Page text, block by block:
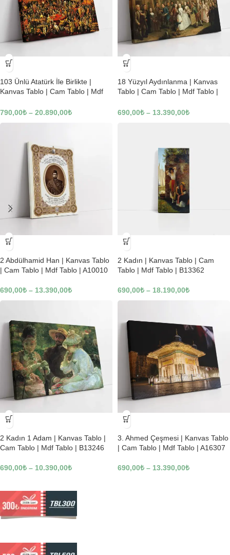
-23%
103 Ünlü Atatürk İle Birlikte |
Kanvas Tablo | Cam Tablo | Mdf
790,00₺ – 20.890,00₺
-23%
18 Yüzyıl Aydınlanma | Kanvas
Tablo | Cam Tablo | Mdf Tablo |
690,00₺ – 13.390,00₺
-23%
2 Abdülhamid Han | Kanvas Tablo
| Cam Tablo | Mdf Tablo | A10010
690,00₺ – 13.390,00₺
-23%
2 Kadın | Kanvas Tablo | Cam
Tablo | Mdf Tablo | B13362
690,00₺ – 18.190,00₺
-23%
2 Kadın 1 Adam | Kanvas Tablo |
Cam Tablo | Mdf Tablo | B13246
690,00₺ – 10.390,00₺
-23%
3. Ahmed Çeşmesi | Kanvas Tablo
| Cam Tablo | Mdf Tablo | A16307
690,00₺ – 13.390,00₺